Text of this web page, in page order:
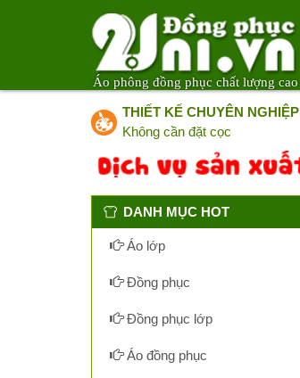
Áo phông đồng phục chất lượng cao
THIẾT KẾ CHUYÊN NGHIỆP
Không cần đặt cọc
DANH MỤC HOT
Áo lớp
Đồng phục
Đồng phục lớp
Áo đồng phục